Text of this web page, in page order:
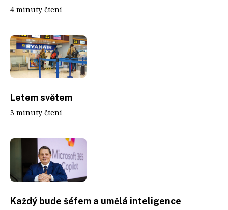
4 minuty čtení
Letem světem
3 minuty čtení
Každý bude šéfem a umělá inteligence